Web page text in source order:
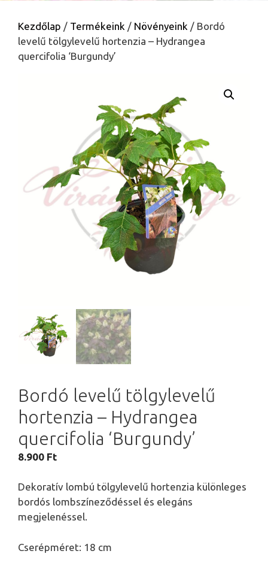
Kezdőlap / Termékeink / Növényeink / Bordó
levelű tölgylevelű hortenzia – Hydrangea
quercifolia ‘Burgundy’
Bordó levelű tölgylevelű
hortenzia – Hydrangea
quercifolia ‘Burgundy’
8.900 Ft
Dekoratív lombú tölgylevelű hortenzia különleges
bordós lombszíneződéssel és elegáns
megjelenéssel.
Cserépméret: 18 cm